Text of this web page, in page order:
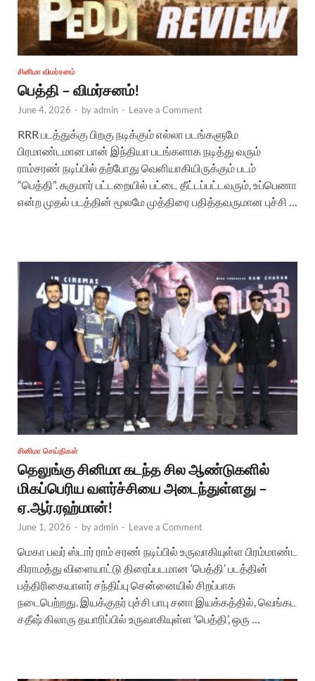
சினிமா விமர்சனம்
பெத்தி – விமர்சனம்!
June 4, 2026 - byadmin - Leave a Comment
RRR படத்துக்கு பிறகு நடிக்கும் எல்லா படங்களுமே
பிரமாண்டமான பான் இந்தியா படங்களாக நடித்து வரும்
ராம்சரண் நடிப்பில் தற்போது வெளியாகியிருக்கும் படம்
“பெத்தி”. சுகுமார் பட்டறையில் பட்டை தீட்டப்பட்டவரும், உப்பெணா
என்ற முதல் படத்தின் மூலமே முத்திரை பதித்தவருமான புச்சி …
சினிமா செய்திகள்
தெலுங்கு சினிமா கடந்த சில ஆண்டுகளில்
மிகப்பெரிய வளர்ச்சியை அடைந்துள்ளது –
ஏ.ஆர்.ரஹ்மான்!
June 1, 2026 - byadmin - Leave a Comment
மெகா பவர் ஸ்டார் ராம் சரண் நடிப்பில் உருவாகியுள்ள பிரம்மாண்ட
கிராமத்து விளையாட்டு திரைப்படமான ‘பெத்தி’ படத்தின்
பத்திரிகையாளர் சந்திப்பு சென்னையில் சிறப்பாக
நடைபெற்றது. இயக்குநர் புச்சி பாபு சனா இயக்கத்தில், வெங்கட
சதீஷ் கிலாரு தயாரிப்பில் உருவாகியுள்ள ‘பெத்தி’, ஒரு …